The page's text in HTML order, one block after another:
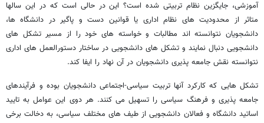
آموزشی، جایگزین نظام تربیتی شده است؟ این در حالی است که در این سالها
متاثر از محدودیت های نظام اداری یا قوانین دست و پاگیر در دانشگاه ها،
دانشجویان نتوانسته اند مطالبات و خواسته های خود را از مسیر تشکل های
دانشجویی دنبال نمایند و تشکل های دانشجویی در ساختار دستورالعمل های اداری
نتوانسته نقش جامعه پذیری دانشجویان در آن نهاد را ایفا کند.
تشکل هایی که کارکرد آنها تربیت سیاسی-اجتماعی دانشجویان بوده و فرآیندهای
جامعه پذیری و فرهنگ سیاسی را تسهیل می کنند. هر دوی این عوامل به تایید
اساتید دانشگاه و فعالان دانشجویی از طیف های مختلف سیاسی، به دخالت برخی